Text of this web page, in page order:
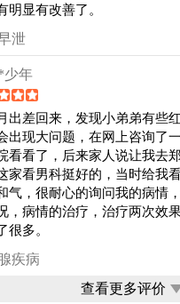
明显有改善了。
泄
年
出差回来，发现小弟弟有些
出现大问题，在网上咨询了
看看了，后来家人说让我去
家看男科挺好的，当时给我
气，很耐心的询问我的病情
，病情的治疗，治疗两次效
很多。
疾病
查看更多评价